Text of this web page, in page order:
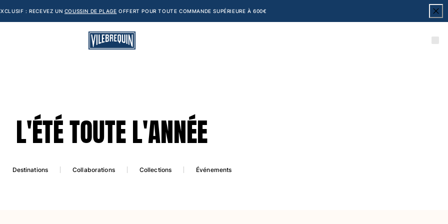
: RECEVEZ UN COUSSIN DE PLAGE OFFERT POUR TOUTE COMMANDE SUPÉRIEURE À 600€
L'ÉTÉ TOUTE L'ANNÉE
Destinations Collaborations Collections Événements